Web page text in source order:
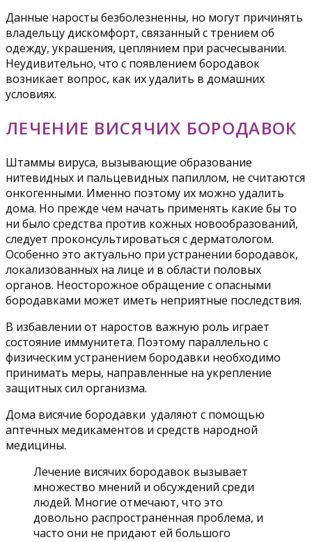
Данные наросты безболезненны, но могут причинять
владельцу дискомфорт, связанный с трением об
одежду, украшения, цеплянием при расчесывании.
Неудивительно, что с появлением бородавок
возникает вопрос, как их удалить в домашних
условиях.
ЛЕЧЕНИЕ ВИСЯЧИХ БОРОДАВОК
Штаммы вируса, вызывающие образование
нитевидных и пальцевидных папиллом, не считаются
онкогенными. Именно поэтому их можно удалить
дома. Но прежде чем начать применять какие бы то
ни было средства против кожных новообразований,
следует проконсультироваться с дерматологом.
Особенно это актуально при устранении бородавок,
локализованных на лице и в области половых
органов. Неосторожное обращение с опасными
бородавками может иметь неприятные последствия.
В избавлении от наростов важную роль играет
состояние иммунитета. Поэтому параллельно с
физическим устранением бородавки необходимо
принимать меры, направленные на укрепление
защитных сил организма.
Дома висячие бородавки удаляют с помощью
аптечных медикаментов и средств народной
медицины.
Лечение висячих бородавок вызывает
множество мнений и обсуждений среди
людей. Многие отмечают, что это
довольно распространенная проблема, и
часто они не придают ей большого